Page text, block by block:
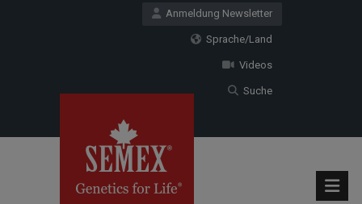
Anmeldung Newsletter
Sprache/Land
Videos
Suche